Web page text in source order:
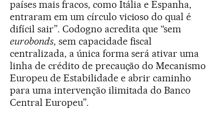
países mais fracos, como Itália e Espanha,
entraram em um círculo vicioso do qual é
difícil sair”. Codogno acredita que “sem
eurobonds, sem capacidade fiscal
centralizada, a única forma será ativar uma
linha de crédito de precaução do Mecanismo
Europeu de Estabilidade e abrir caminho
para uma intervenção ilimitada do Banco
Central Europeu”.